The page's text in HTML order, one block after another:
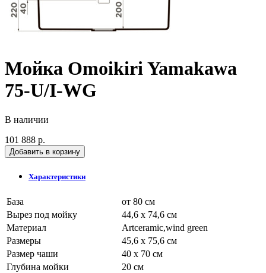
Мойка Omoikiri Yamakawa
75-U/I-WG
В наличии
101 888 р.
Добавить в корзину
Характеристики
База
от 80 см
Вырез под мойку
44,6 x 74,6 см
Материал
Artceramic,wind green
Размеры
45,6 x 75,6 см
Размер чаши
40 x 70 см
Глубина мойки
20 см